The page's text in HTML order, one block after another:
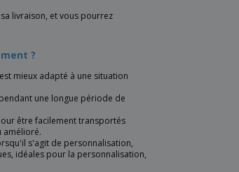
livraison, et vous pourrez
?
mieux adapté à une situation
une longue période de
être facilement transportés
amélioré.
s'agit de personnalisation,
idéales pour la personnalisation,